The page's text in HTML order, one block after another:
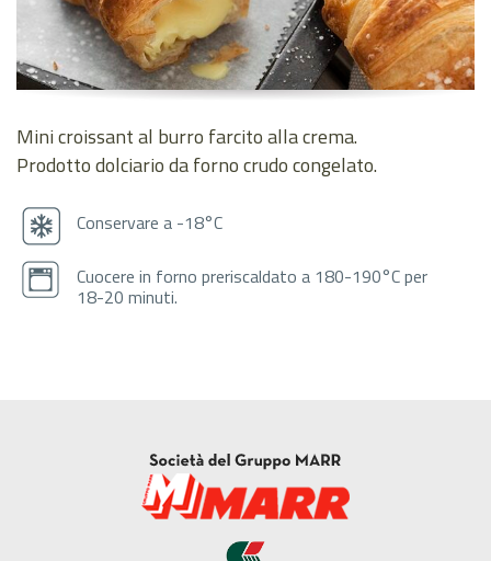
Mini croissant al burro farcito alla crema.
Prodotto dolciario da forno crudo congelato.
Conservare a -18°C
Cuocere in forno preriscaldato a 180-190°C per
18-20 minuti.